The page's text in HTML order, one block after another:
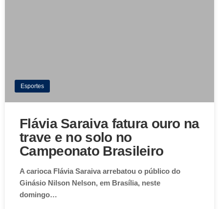
Esportes
Flávia Saraiva fatura ouro na
trave e no solo no
Campeonato Brasileiro
A carioca Flávia Saraiva arrebatou o público do
Ginásio Nilson Nelson, em Brasília, neste
domingo…